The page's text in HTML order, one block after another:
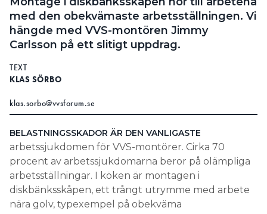
Information om GDPR
Search for:
med den obekvämaste arbetsställningen. Vi
hängde med VVS-montören Jimmy
Carlsson på ett slitigt uppdrag.
TEXT
KLAS SÖRBO
klas.sorbo@vvsforum.se
BELASTNINGSSKADOR ÄR DEN VANLIGASTE
arbetssjukdomen för VVS-montörer. Cirka 70
procent av arbetssjukdomarna beror på olämpliga
arbetsställningar. I köken är montagen i
diskbänksskåpen, ett trångt utrymme med arbete
nära golv, typexempel på obekväma